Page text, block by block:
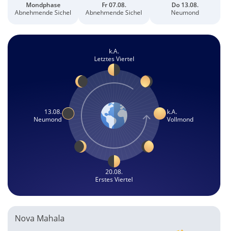
Mondphase
Abnehmende Sichel
Fr 07.08.
Abnehmende Sichel
Do 13.08.
Neumond
k.A.
Letztes Viertel
13.08.
Neumond
k.A.
Vollmond
20.08.
Erstes Viertel
Nova Mahala